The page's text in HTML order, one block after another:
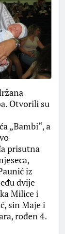
Otvorili su
„Bambi“, a
prisutna
iz
dvije
Milice i
sin Maje i
rođen 4.